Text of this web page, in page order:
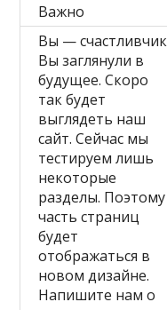
Важно
Вы —
Вы заглянули в
будущее. Скоро
так будет
выглядеть наш
сайт. Сейчас мы
тестируем лишь
некоторые
разделы. Поэтому
часть страниц
будет
отображаться в
новом дизайне.
Напишите нам о